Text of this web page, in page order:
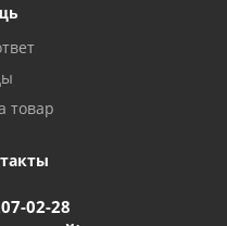
13
товар
02-28